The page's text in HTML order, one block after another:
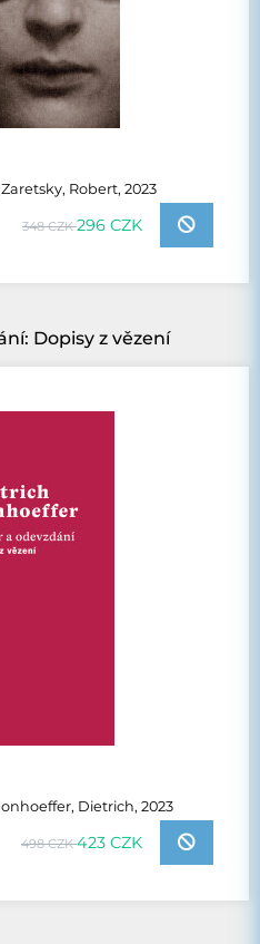
Robert, 2023
348 CZK296 CZK
Dopisy z vězení
Dietrich, 2023
498 CZK423 CZK